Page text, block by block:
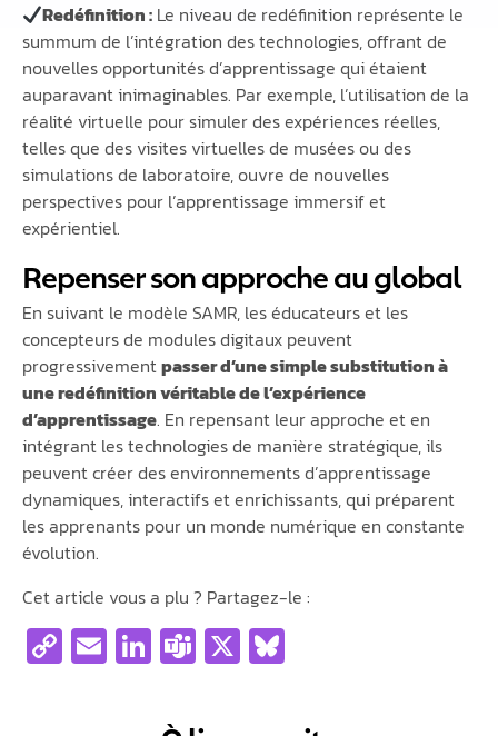
Redéfinition : Le niveau de redéfinition représente le
summum de l’intégration des technologies, offrant de
nouvelles opportunités d’apprentissage qui étaient
auparavant inimaginables. Par exemple, l’utilisation de la
réalité virtuelle pour simuler des expériences réelles,
telles que des visites virtuelles de musées ou des
simulations de laboratoire, ouvre de nouvelles
perspectives pour l’apprentissage immersif et
expérientiel.
Repenser son approche au global
En suivant le modèle SAMR, les éducateurs et les
concepteurs de modules digitaux peuvent
progressivementpasser d’une simple substitution à
une redéfinition véritable de l’expérience
d’apprentissage. En repensant leur approche et en
intégrant les technologies de manière stratégique, ils
peuvent créer des environnements d’apprentissage
dynamiques, interactifs et enrichissants, qui préparent
les apprenants pour un monde numérique en constante
évolution.
Cet article vous a plu ? Partagez-le :
Copy
Link
EmailLinkedIn
Teams
X